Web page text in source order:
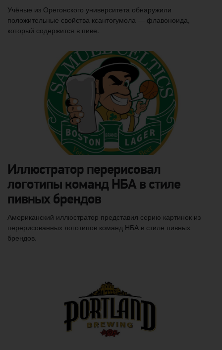
Учёные из Орегонского университета обнаружили
положительные свойства ксантогумола — флавоноида,
который содержится в пиве.
Иллюстратор перерисовал
логотипы команд НБА в стиле
пивных брендов
Американский иллюстратор представил серию картинок из
перерисованных логотипов команд НБА в стиле пивных
брендов.